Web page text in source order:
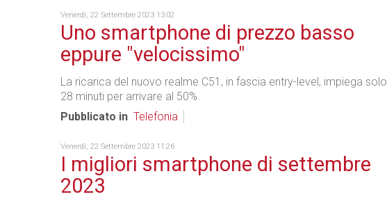
Venerdì, 22 Settembre 2023 13:02
Uno smartphone di prezzo basso
eppure "velocissimo"
La ricarica del nuovo realme C51, in fascia entry-level, impiega solo
28 minuti per arrivare al 50%.
Pubblicato in Telefonia
Venerdì, 22 Settembre 2023 11:26
I migliori smartphone di settembre
2023